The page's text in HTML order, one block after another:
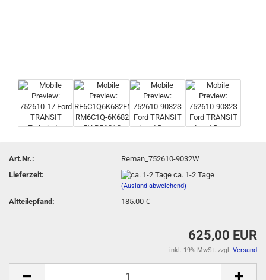
Art.Nr.:
Reman_752610-9032W
Lieferzeit:
ca. 1-2 Tage
(Ausland abweichend)
Altteilepfand: 185.00 €
625,00 EUR
inkl. 19% MwSt. zzgl. Versand